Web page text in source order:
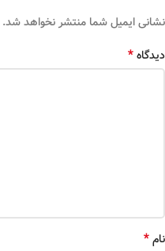
نشانی ایمیل شما منتشر نخواهد شد.
دیدگاه*
نام*